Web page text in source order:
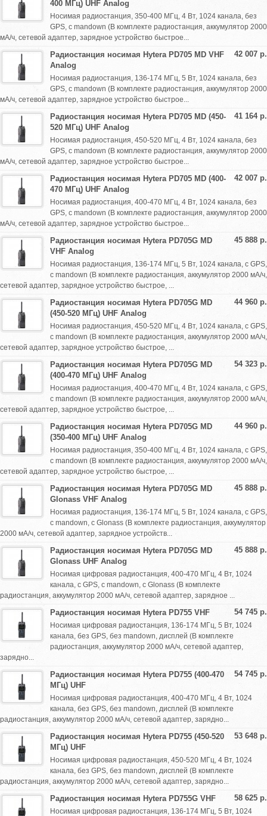
400 МГц) UHF Analog
Носимая радиостанция, 350-400 МГц, 4 Вт, 1024 канала, без
GPS, с mandown (В комплекте радиостанция, аккумулятор 2000
мА/ч, сетевой адаптер, зарядное устройство быстрое...
42 007 р.
Радиостанция носимая Hytera PD705 MD VHF
Analog
Носимая радиостанция, 136-174 МГц, 5 Вт, 1024 канала, без
GPS, с mandown (В комплекте радиостанция, аккумулятор 2000
мА/ч, сетевой адаптер, зарядное устройство быстрое...
41 164 р.
Радиостанция носимая Hytera PD705 MD (450-
520 МГц) UHF Analog
Носимая радиостанция, 450-520 МГц, 4 Вт, 1024 канала, без
GPS, с mandown (В комплекте радиостанция, аккумулятор 2000
мА/ч, сетевой адаптер, зарядное устройство быстрое...
42 007 р.
Радиостанция носимая Hytera PD705 MD (400-
470 МГц) UHF Analog
Носимая радиостанция, 400-470 МГц, 4 Вт, 1024 канала, без
GPS, с mandown (В комплекте радиостанция, аккумулятор 2000
мА/ч, сетевой адаптер, зарядное устройство быстрое...
45 888 р.
Радиостанция носимая Hytera PD705G MD
VHF Analog
Носимая радиостанция, 136-174 МГц, 5 Вт, 1024 канала, с GPS,
с mandown (В комплекте радиостанция, аккумулятор 2000 мА/ч,
сетевой адаптер, зарядное устройство быстрое, ...
44 960 р.
Радиостанция носимая Hytera PD705G MD
(450-520 МГц) UHF Analog
Носимая радиостанция, 450-520 МГц, 4 Вт, 1024 канала, с GPS,
с mandown (В комплекте радиостанция, аккумулятор 2000 мА/ч,
сетевой адаптер, зарядное устройство быстрое, ...
54 323 р.
Радиостанция носимая Hytera PD705G MD
(400-470 МГц) UHF Analog
Носимая радиостанция, 400-470 МГц, 4 Вт, 1024 канала, с GPS,
с mandown (В комплекте радиостанция, аккумулятор 2000 мА/ч,
сетевой адаптер, зарядное устройство быстрое, ...
44 960 р.
Радиостанция носимая Hytera PD705G MD
(350-400 МГц) UHF Analog
Носимая радиостанция, 350-400 МГц, 4 Вт, 1024 канала, с GPS,
с mandown (В комплекте радиостанция, аккумулятор 2000 мА/ч,
сетевой адаптер, зарядное устройство быстрое, ...
45 888 р.
Радиостанция носимая Hytera PD705G MD
Glonass VHF Analog
Носимая радиостанция, 136-174 МГц, 5 Вт, 1024 канала, с GPS,
с mandown, с Glonass (В комплекте радиостанция, аккумулятор
2000 мА/ч, сетевой адаптер, зарядное устройств...
45 888 р.
Радиостанция носимая Hytera PD705G MD
Glonass UHF Analog
Носимая цифровая радиостанция, 400-470 МГц, 4 Вт, 1024
канала, с GPS, с mandown, с Glonass (В комплекте
радиостанция, аккумулятор 2000 мА/ч, сетевой адаптер, зарядное ...
54 745 р.
Радиостанция носимая Hytera PD755 VHF
Носимая цифровая радиостанция, 136-174 МГц, 5 Вт, 1024
канала, без GPS, без mandown, дисплей (В комплекте
радиостанция, аккумулятор 2000 мА/ч, сетевой адаптер,
зарядно...
54 745 р.
Радиостанция носимая Hytera PD755 (400-470
МГц) UHF
Носимая цифровая радиостанция, 400-470 МГц, 4 Вт, 1024
канала, без GPS, без mandown, дисплей (В комплекте
радиостанция, аккумулятор 2000 мА/ч, сетевой адаптер, зарядно...
53 648 р.
Радиостанция носимая Hytera PD755 (450-520
МГц) UHF
Носимая цифровая радиостанция, 450-520 МГц, 4 Вт, 1024
канала, без GPS, без mandown, дисплей (В комплекте
радиостанция, аккумулятор 2000 мА/ч, сетевой адаптер, зарядно...
58 625 р.
Радиостанция носимая Hytera PD755G VHF
Носимая цифровая радиостанция, 136-174 МГц, 5 Вт, 1024